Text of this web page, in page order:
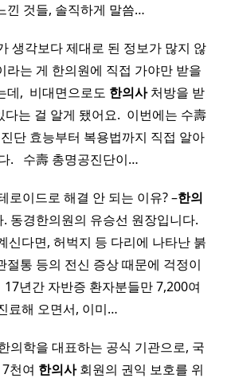
낀 것들, 솔직하게 말씀…
생각보다 제대로 된 정보가 많지 않
라는 게 한의원에 직접 가야만 받을
데, ​ 비대면으로도 한의사처방을 받
다는 걸 알게 됐어요. ​ 이번에는 수壽
단 효능부터 복용법까지 직접 알아
. ​ ​ 수壽 총명공진단이…
로이드로 해결 안 되는 이유? –한의
동경한의원의 유승선 원장입니다.
신다면, 허벅지 등 다리에 나타난 붉
절통 등의 전신 증상 때문에 걱정이
17년간 자반증 환자분들만 7,200여
료해 오면서, 이미…
의학을 대표하는 공식 기관으로, 국
천여 한의사회원의 권익 보호를 위